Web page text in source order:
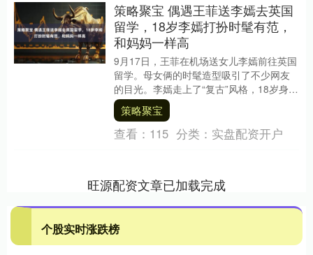
策略聚宝 偶遇王菲送李嫣去英国
留学，18岁李嫣打扮时髦有范，
和妈妈一样高
9月17日，王菲在机场送女儿李嫣前往英国
留学。母女俩的时髦造型吸引了不少网友
的目光。李嫣走上了“复古”风格，18岁身高
逼近妈妈，未来在UCL的学习之路令人期
待！....
策略聚宝
查看： 115 分类： 实盘配资开户
旺源配资文章已加载完成
个股实时涨跌榜